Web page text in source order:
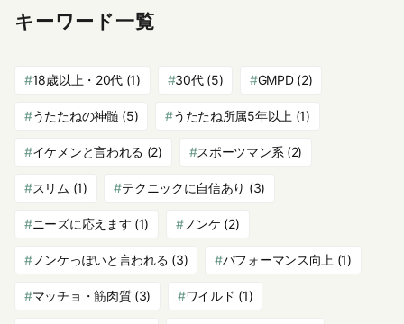
キーワード一覧
18歳以上・20代 (1) 30代(5) GMPD(2)
うたたねの神髄 (5) うたたね所属5年以上 (1)
イケメンと言われる (2) スポーツマン系 (2)
スリム (1) テクニックに自信あり (3)
ニーズに応えます (1) ノンケ (2)
ノンケっぽいと言われる (3) パフォーマンス向上 (1)
マッチョ・筋肉質(3) ワイルド (1)